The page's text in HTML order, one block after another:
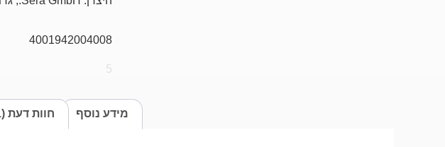
4001942004008
5
מידע נוסף חוות דעת (1)